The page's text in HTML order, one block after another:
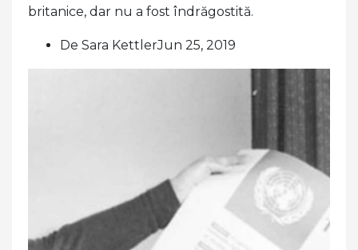
britanice, dar nu a fost îndrăgostită.
De Sara KettlerJun 25, 2019